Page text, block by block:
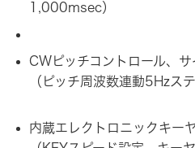
1,000msec）
CWピッチコントロール、サ
（ピッチ周波数連動5Hzステ
内蔵エレクトロニックキー